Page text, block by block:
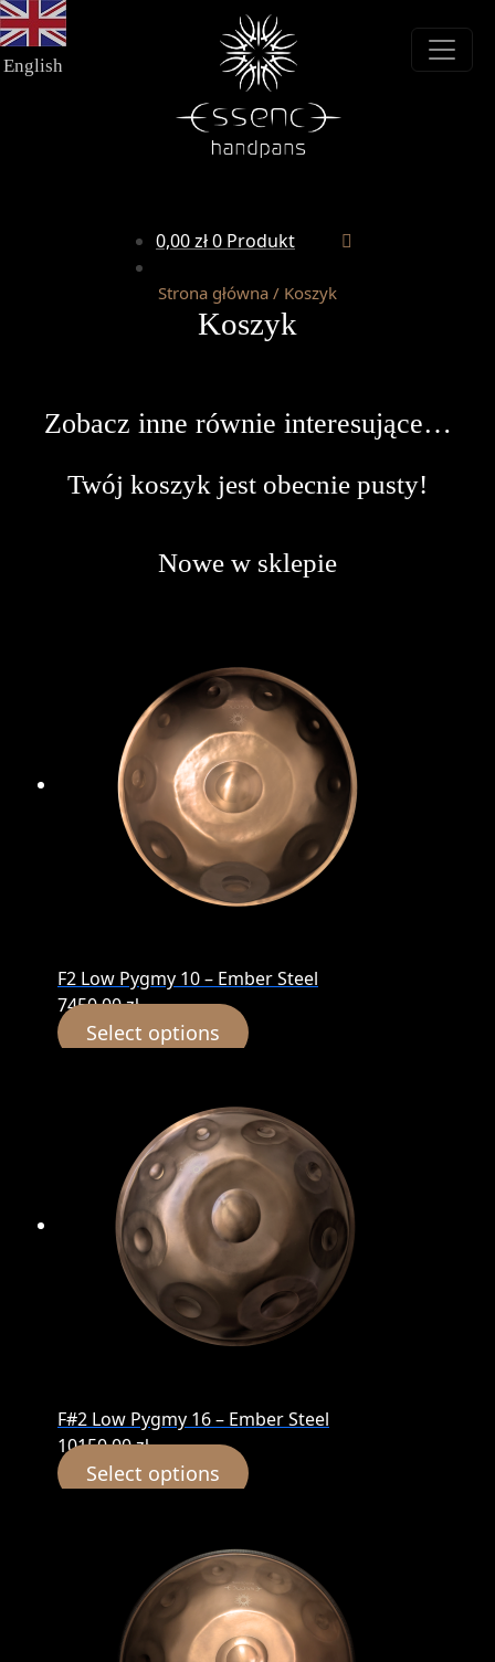
Przejdź
do
nawigacji
Przejdź
do
treści
English
0,00zł0 Produkt
Strona główna / Koszyk
Koszyk
Zobacz inne równie interesujące…
Twój koszyk jest obecnie pusty!
Nowe w sklepie
F2 Low Pygmy 10 – Ember Steel
7450,00zł
Select options
F#2 Low Pygmy 16 – Ember Steel
10150,00zł
Select options